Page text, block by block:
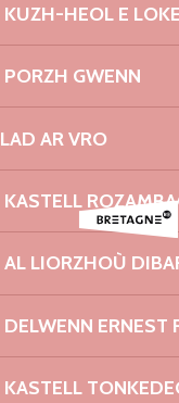
KUZH-HEOL E
PORZH GWENN
AR VRO
KASTELL
AL LIORZHOÙ
DELWENN ERNEST
KASTELL
27 août